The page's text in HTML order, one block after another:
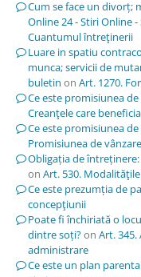
Cum se face un divorț;
Online 24 - Stiri Online
Cuantumul întreţinerii
Luare in spatiu
munca; servicii de
buletin on Art. 1270.
Ce este promisiunea
Creanţele care
Ce este promisiunea
Promisiunea de
Obligația de
on Art. 530.
Ce este prezumția de
concepţiunii
Poate fi închiriată o
dintre soți?on Art.
administrare
Ce este un plan